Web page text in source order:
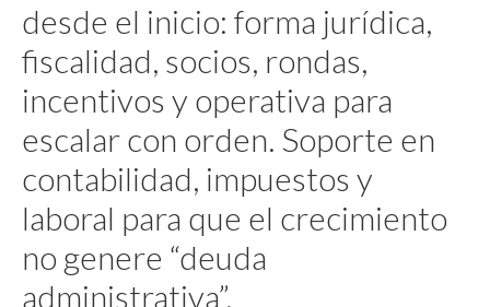
desde el inicio: forma jurídica,
fiscalidad, socios, rondas,
incentivos y operativa para
escalar con orden. Soporte en
contabilidad, impuestos y
laboral para que el crecimiento
no genere “deuda
administrativa”.